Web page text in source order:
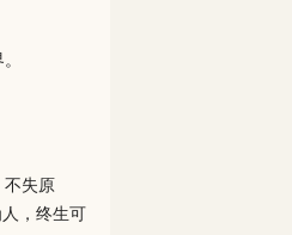
不失原
，终生可